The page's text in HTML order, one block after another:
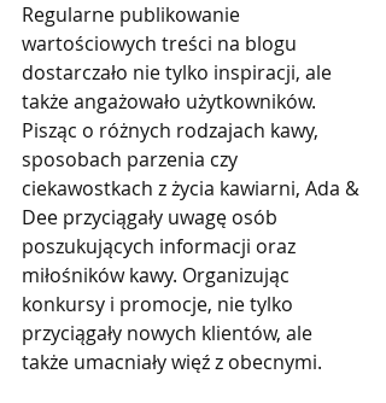
Regularne publikowanie
wartościowych treści na blogu
dostarczało nie tylko inspiracji, ale
także angażowało użytkowników.
Pisząc o różnych rodzajach kawy,
sposobach parzenia czy
ciekawostkach z życia kawiarni, Ada &
Dee przyciągały uwagę osób
poszukujących informacji oraz
miłośników kawy. Organizując
konkursy i promocje, nie tylko
przyciągały nowych klientów, ale
także umacniały więź z obecnymi.